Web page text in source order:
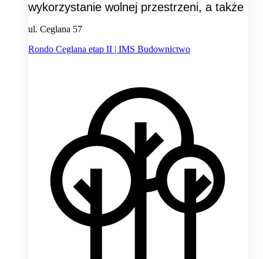
wykorzystanie wolnej przestrzeni, a także
ul. Ceglana 57
Rondo Ceglana etap II | IMS Budownictwo